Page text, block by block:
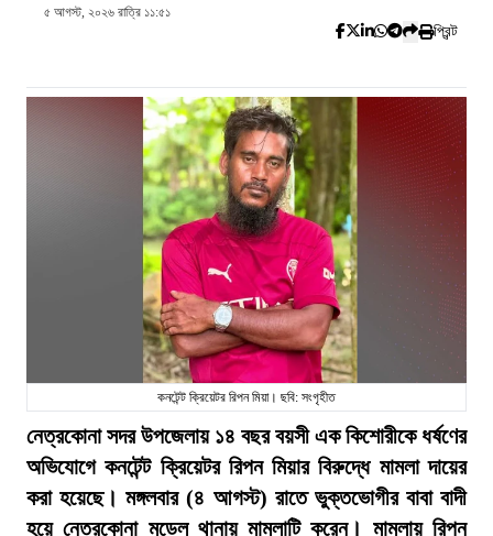
৫ আগস্ট, ২০২৬ রাত্রি ১১:৫১
প্রিন্ট
কনটেন্ট ক্রিয়েটর রিপন মিয়া। ছবি: সংগৃহীত
নেত্রকোনা সদর উপজেলায় ১৪ বছর বয়সী এক কিশোরীকে ধর্ষণের
অভিযোগে কনটেন্ট ক্রিয়েটর রিপন মিয়ার বিরুদ্ধে মামলা দায়ের
করা হয়েছে। মঙ্গলবার (৪ আগস্ট) রাতে ভুক্তভোগীর বাবা বাদী
হয়ে নেত্রকোনা মডেল থানায় মামলাটি করেন। মামলায় রিপন